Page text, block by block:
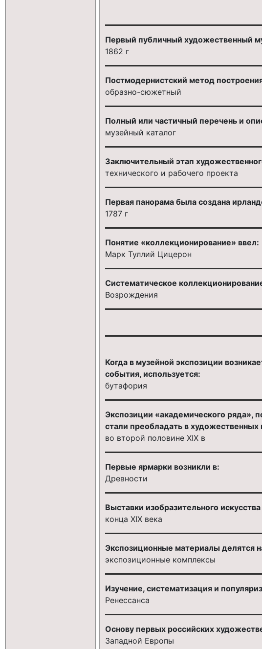
Первый публичный художественный
1862 г
Постмодернистский метод
образно-сюжетный
Полный или частичный перечень и
музейный каталог
Заключительный этап
технического и рабочего проекта
Первая панорама была создана
1787 г
Понятие «коллекционирование» ввел:
Марк Туллий Цицерон
Систематическое
Возрождения
Когда в музейной экспозиции
события, используется:
бутафория
Экспозиции «академического ряда»,
стали преобладать в художественных
во второй половине XIX в
Первые ярмарки возникли в:
Древности
Выставки изобразительного
конца XIX века
Экспозиционные материалы делятся
экспозиционные комплексы
Изучение, систематизация и
Ренессанса
Основу первых российских
Западной Европы